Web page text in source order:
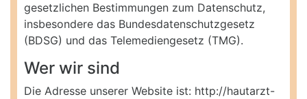
gesetzlichen Bestimmungen zum Datenschutz,
insbesondere das Bundesdatenschutzgesetz
(BDSG) und das Telemediengesetz (TMG).
Wer wir sind
Die Adresse unserer Website ist: http://hautarzt-